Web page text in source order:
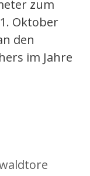
zum
Oktober
den
im Jahre